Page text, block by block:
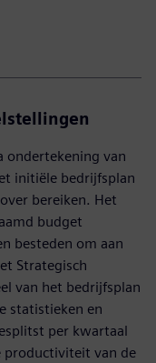
ondertekening van
initiële bedrijfsplan
bereiken. Het
budget
besteden om aan
Strategisch
van het bedrijfsplan
statistieken en
per kwartaal
productiviteit van de